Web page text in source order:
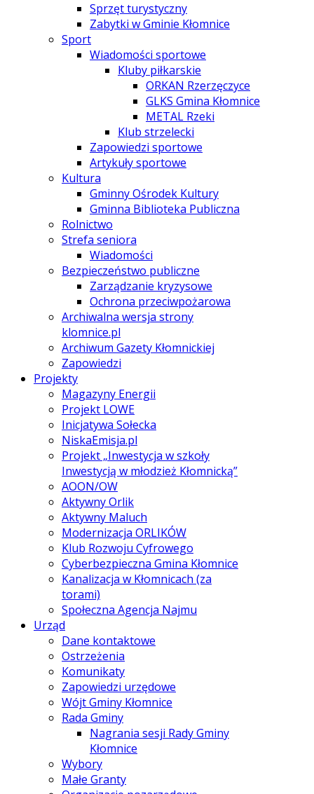
Sprzęt turystyczny
Zabytki w Gminie Kłomnice
Sport
Wiadomości sportowe
Kluby piłkarskie
ORKAN Rzerzęczyce
GLKS Gmina Kłomnice
METAL Rzeki
Klub strzelecki
Zapowiedzi sportowe
Artykuły sportowe
Kultura
Gminny Ośrodek Kultury
Gminna Biblioteka Publiczna
Rolnictwo
Strefa seniora
Wiadomości
Bezpieczeństwo publiczne
Zarządzanie kryzysowe
Ochrona przeciwpożarowa
Archiwalna wersja strony
klomnice.pl
Archiwum Gazety Kłomnickiej
Zapowiedzi
Projekty
Magazyny Energii
Projekt LOWE
Inicjatywa Sołecka
NiskaEmisja.pl
Projekt „Inwestycja w szkoły
Inwestycją w młodzież Kłomnicką”
AOON/OW
Aktywny Orlik
Aktywny Maluch
Modernizacja ORLIKÓW
Klub Rozwoju Cyfrowego
Cyberbezpieczna Gmina Kłomnice
Kanalizacja w Kłomnicach (za
torami)
Społeczna Agencja Najmu
Urząd
Dane kontaktowe
Ostrzeżenia
Komunikaty
Zapowiedzi urzędowe
Wójt Gminy Kłomnice
Rada Gminy
Nagrania sesji Rady Gminy
Kłomnice
Wybory
Małe Granty